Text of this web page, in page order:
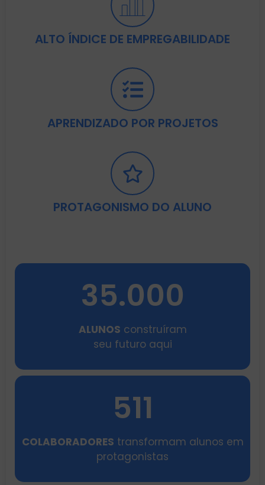
ALTO ÍNDICE DE EMPREGABILIDADE
APRENDIZADO POR PROJETOS
PROTAGONISMO DO ALUNO
35.000
ALUNOS construíram
seu futuro aqui
511
COLABORADORES transformam alunos em
protagonistas